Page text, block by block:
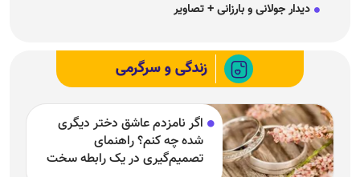
دیدار جولانی و بارزانی + تصاویر
زندگی و سرگرمی
اگر نامزدم عاشق دختر دیگری
شده چه کنم؟ راهنمای
تصمیم‌گیری در یک رابطه سخت